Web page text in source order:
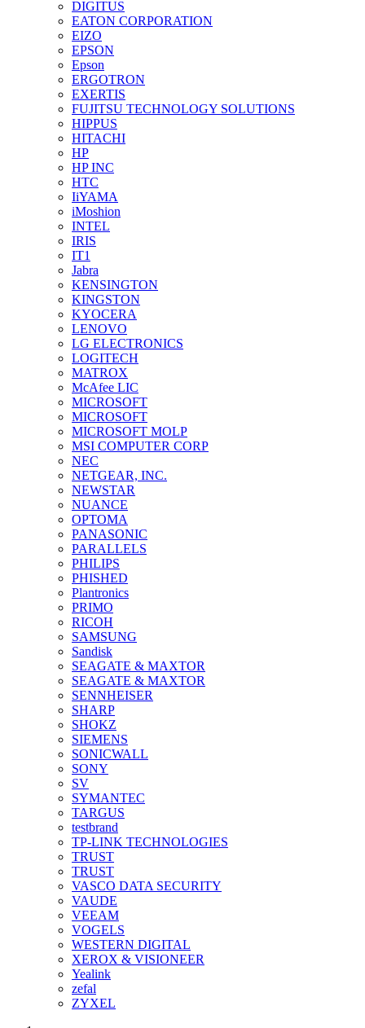
DIGITUS
EATON CORPORATION
EIZO
EPSON
Epson
ERGOTRON
EXERTIS
FUJITSU TECHNOLOGY SOLUTIONS
HIPPUS
HITACHI
HP
HP INC
HTC
IiYAMA
iMoshion
INTEL
IRIS
IT1
Jabra
KENSINGTON
KINGSTON
KYOCERA
LENOVO
LG ELECTRONICS
LOGITECH
MATROX
McAfee LIC
MICROSOFT
MICROSOFT
MICROSOFT MOLP
MSI COMPUTER CORP
NEC
NETGEAR, INC.
NEWSTAR
NUANCE
OPTOMA
PANASONIC
PARALLELS
PHILIPS
PHISHED
Plantronics
PRIMO
RICOH
SAMSUNG
Sandisk
SEAGATE & MAXTOR
SEAGATE & MAXTOR
SENNHEISER
SHARP
SHOKZ
SIEMENS
SONICWALL
SONY
SV
SYMANTEC
TARGUS
testbrand
TP-LINK TECHNOLOGIES
TRUST
TRUST
VASCO DATA SECURITY
VAUDE
VEEAM
VOGELS
WESTERN DIGITAL
XEROX & VISIONEER
Yealink
zefal
ZYXEL